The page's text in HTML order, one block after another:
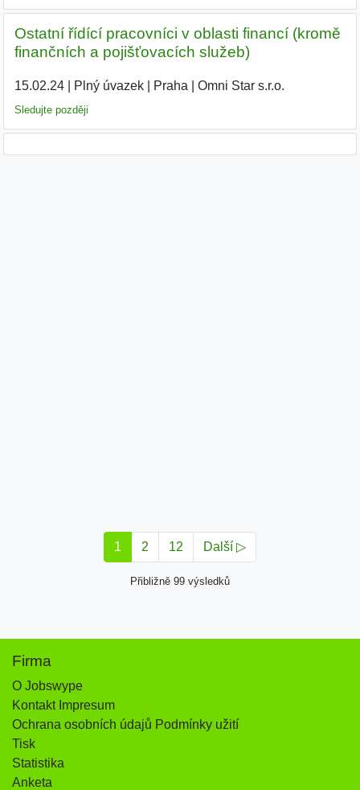
Ostatní řídící pracovníci v oblasti financí (kromě
finančních a pojišťovacích služeb)
15.02.24| Plný úvazek| Praha Omni Star s.r.o.
Sledujte později
1 2 12 Další ▷
Přibližně 99 výsledků
Firma
O Jobswype
Kontakt Impresum
Ochrana osobních údajů Podmínky užití
Tisk
Statistika
Anketa